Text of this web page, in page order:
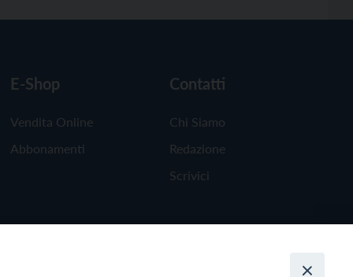
E-Shop
Vendita Online
Abbonamenti
Contatti
Chi Siamo
Redazione
Scrivici